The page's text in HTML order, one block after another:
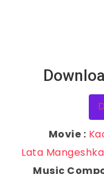
Movie :
Lata
Music